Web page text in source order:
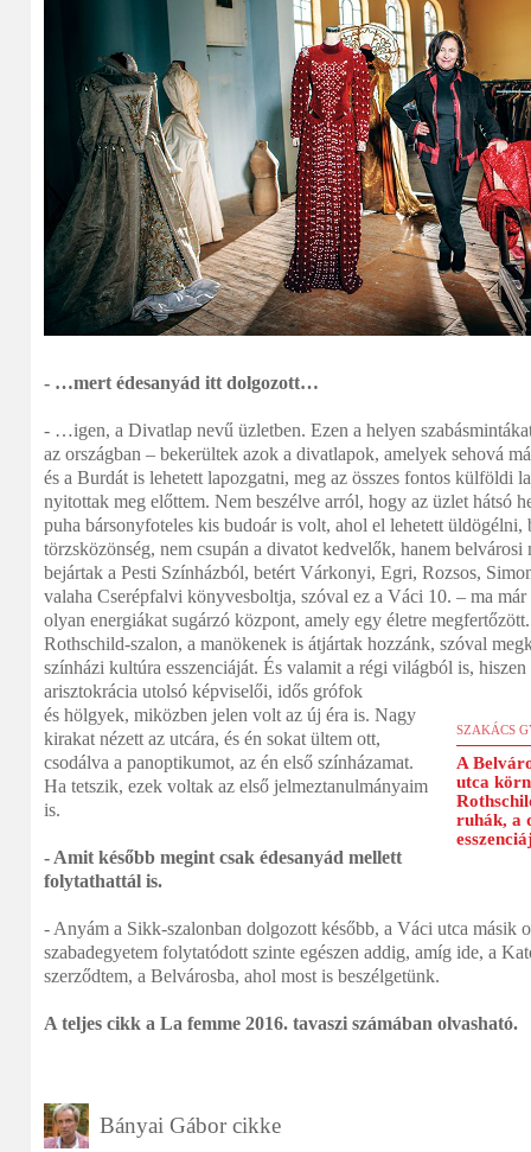
- …mert édesanyád itt dolgozott…
- …igen, a Divatlap nevű üzletben. Ezen a helyen
az országban – bekerültek azok a divatlapok, amelyek sehová
és a Burdát is lehetett lapozgatni, meg az összes fontos külföldi
nyitottak meg előttem. Nem beszélve arról, hogy az üzlet hátsó
puha bársonyfoteles kis budoár is volt, ahol el lehetett üldögélni,
törzsközönség, nem csupán a divatot kedvelők, hanem belvárosi
bejártak a Pesti Színházból, betért Várkonyi, Egri, Rozsos,
valaha Cserépfalvi könyvesboltja, szóval ez a Váci 10. – ma
olyan energiákat sugárzó központ, amely egy életre
Rothschild-szalon, a manökenek is átjártak hozzánk, szóval
színházi kultúra esszenciáját. És valamit a régi világból is,
arisztokrácia utolsó képviselői, idős grófok
SZAKÁCS
A
utca
ruhák, a
és hölgyek, miközben jelen volt az új éra is. Nagy
kirakat nézett az utcára, és én sokat ültem ott,
csodálva a panoptikumot, az én első színházamat.
Ha tetszik, ezek voltak az első jelmeztanulmányaim
is.
- Amit később megint csak édesanyád mellett
folytathattál is.
- Anyám a Sikk-szalonban dolgozott később, a Váci utca másik
szabadegyetem folytatódott szinte egészen addig, amíg ide, a
szerződtem, a Belvárosba, ahol most is beszélgetünk.
A teljes cikk a La femme 2016. tavaszi számában olvasható.
Bányai Gábor cikke